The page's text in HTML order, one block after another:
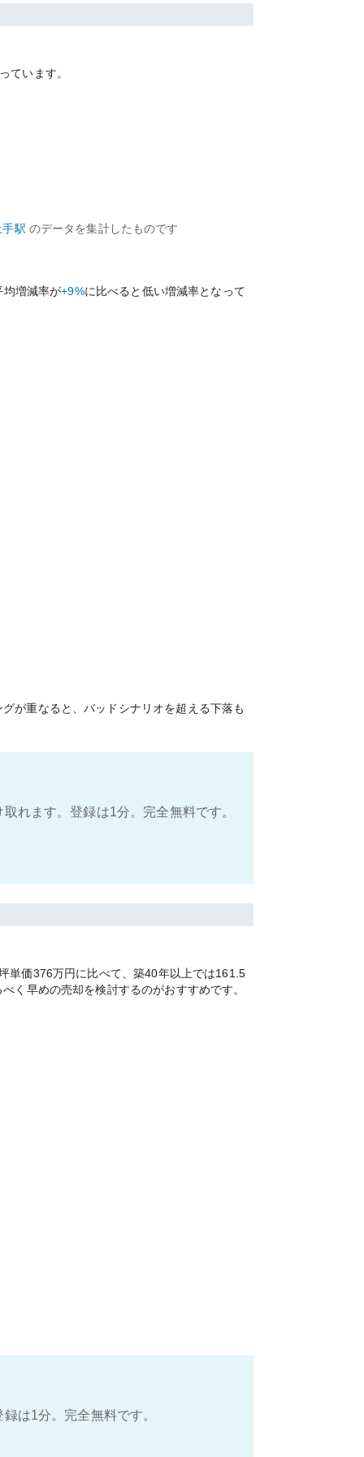
ています。
手駅 のデータを集計したものです
均増減率が+9%に比べると 低い増減率となって
が重なると、バッドシナリオを超える下落も
れます。登録は1分。完全無料です。
単価376万円に比べて、築40年以上では161.5
く早めの売却を検討するのがおすすめです。
は1分。完全無料です。